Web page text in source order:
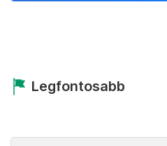
Legfontosabb